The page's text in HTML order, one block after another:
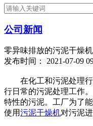
公司新闻
零异味排放的污泥干燥机
发布时间： 2021-07-09
在化工和污泥处理行
行日常的污泥处理工作
特性的污泥。工厂为了
使用污泥干燥机对污泥